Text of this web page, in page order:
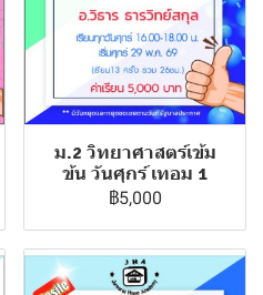
ม.2 วิทยาศาสตร์เข้ม
ข้น วันศุกร์ เทอม 1
฿5,000